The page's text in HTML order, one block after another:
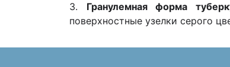
3. Гранулемная форма
поверхностные узелки серого